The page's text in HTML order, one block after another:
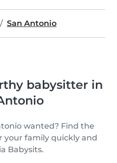
San Antonio
babysitter in
wanted? Find the
your family quickly and
Babysits.